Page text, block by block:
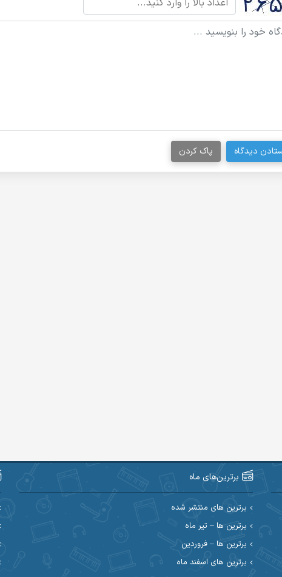
دیدگاه پاک کردن
برترین‌های ماه
برترین های منتشر شده
برترین ها – تیر ماه
برترین ها – فروردین
برترین های اسفند ماه